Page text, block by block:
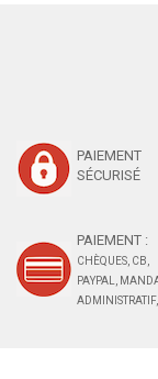
PAIEMENT
SÉCURISÉ
PAIEMENT :
CHÈQUES, CB,
PAYPAL,